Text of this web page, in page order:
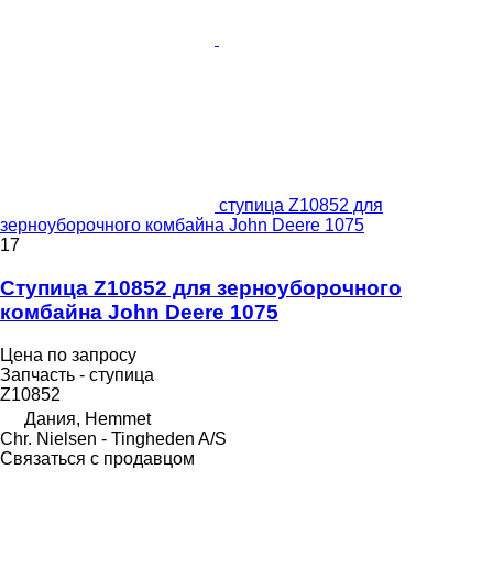
ступица Z10852 для
зерноуборочного комбайна John Deere 1075
17
Ступица Z10852 для зерноуборочного
комбайна John Deere 1075
Цена по запросу
Запчасть - ступица
Z10852
Дания, Hemmet
Chr. Nielsen - Tingheden A/S
Связаться с продавцом